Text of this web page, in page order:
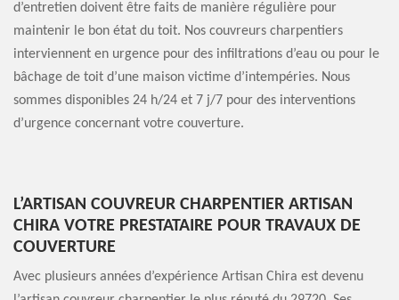
d’entretien doivent être faits de manière régulière pour
maintenir le bon état du toit. Nos couvreurs charpentiers
interviennent en urgence pour des infiltrations d’eau ou pour le
bâchage de toit d’une maison victime d’intempéries. Nous
sommes disponibles 24 h/24 et 7 j/7 pour des interventions
d’urgence concernant votre couverture.
L’ARTISAN COUVREUR CHARPENTIER ARTISAN
CHIRA VOTRE PRESTATAIRE POUR TRAVAUX DE
COUVERTURE
Avec plusieurs années d’expérience Artisan Chira est devenu